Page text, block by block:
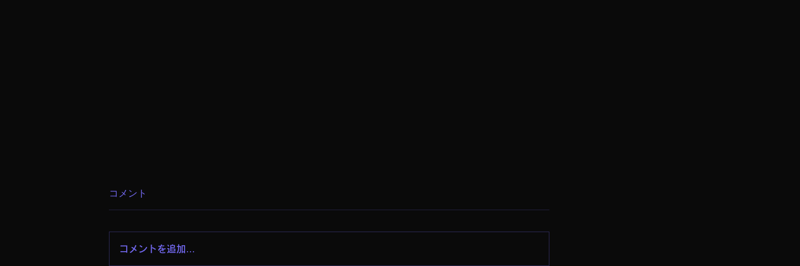
4時間
コメント
コメントを追加…